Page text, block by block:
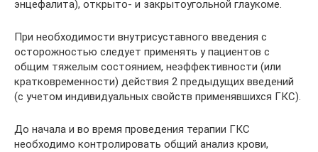
энцефалита), открыто- и закрытоугольной глаукоме.
При необходимости внутрисуставного введения с
осторожностью следует применять у пациентов с
общим тяжелым состоянием, неэффективности (или
кратковременности) действия 2 предыдущих введений
(с учетом индивидуальных свойств применявшихся ГКС).
До начала и во время проведения терапии ГКС
необходимо контролировать общий анализ крови,